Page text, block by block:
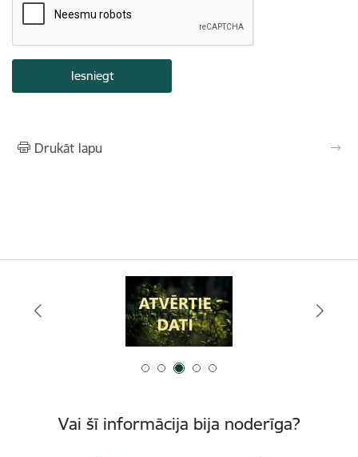
Drukāt lapu
Vai šī informācija bija noderīga?